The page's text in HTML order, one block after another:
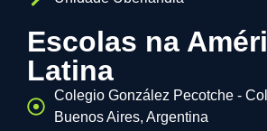
Escolas na
Latina
Colegio González Pecotche -
Buenos Aires, Argentina